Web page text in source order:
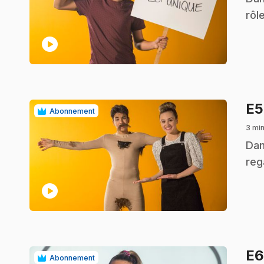
play_circle
Abonnement
play_circle
E5
3 min
.
Abonnement E6